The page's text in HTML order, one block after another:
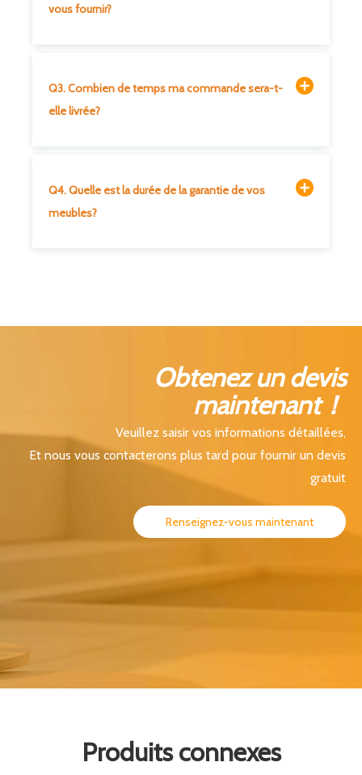
vous fournir?
Q3. Combien de temps ma commande sera-t-
elle livrée?
Q4. Quelle est la durée de la garantie de vos
meubles?
Obtenez un devis
maintenant！
Veuillez saisir vos informations détaillées,
Et nous vous contacterons plus tard pour fournir un devis
gratuit
Renseignez-vous maintenant
Produits connexes